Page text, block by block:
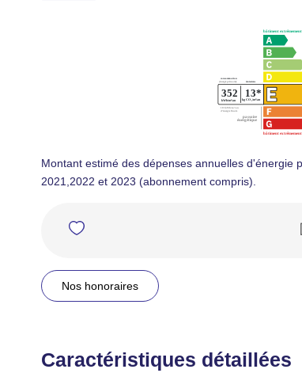
Montant estimé des dépenses annuelles d'énergie
2021,2022 et 2023 (abonnement compris).
Nos honoraires
Caractéristiques détaillées